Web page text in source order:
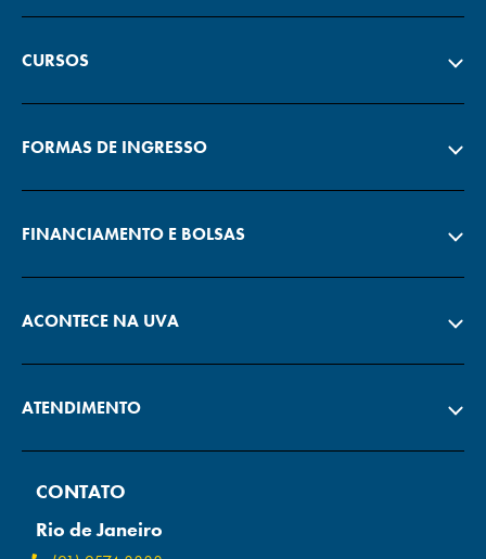
CURSOS
FORMAS DE INGRESSO
FINANCIAMENTO E BOLSAS
ACONTECE NA UVA
ATENDIMENTO
CONTATO
Rio de Janeiro